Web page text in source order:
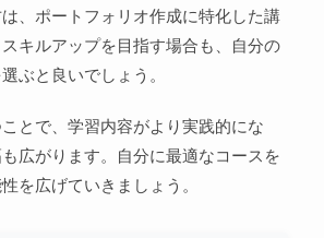
、ポートフォリオ作成に特化した講
キルアップを目指す場合も、自分の
ぶと良いでしょう。
とで、学習内容がより実践的にな
広がります。自分に最適なコースを
を広げていきましょう。